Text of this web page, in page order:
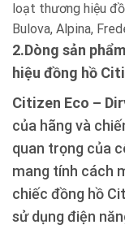
loạt thương hiệu
Bulova, Alpina,
2.Dòng sản
hiệu đồng hồ
Citizen Eco –
của hãng và
quan trọng của
mang tính cách
chiếc đồng hồ
sử dụng điện